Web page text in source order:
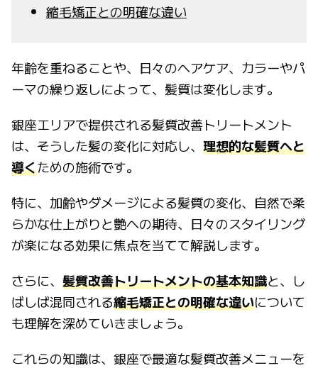
縮毛矯正との明確な違い
年齢を重ねることや、日々のヘアケア、カラーやパ
ーマの繰り返しによって、髪質は変化します。
銀座エリアで提供される髪質改善トリートメント
は、そうした髪の変化に対応し、 理想的な髪質へと
導くための施術です。
特に、加齢やダメージによる髪質の変化、自然で柔
らかな仕上がりと艶への期待、日々のスタイリング
が楽になる効果に焦点を当てて解説します。
さらに、 髪質改善トリートメントの基本知識と、し
ばしば混同される縮毛矯正との明確な違いについて
も理解を深めていきましょう。
これらの知識は、銀座で最適な髪質改善メニューを